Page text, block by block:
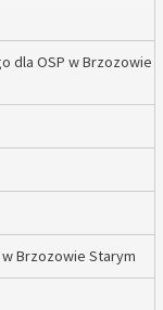
dla OSP w Brzozowie
Brzozowie Starym